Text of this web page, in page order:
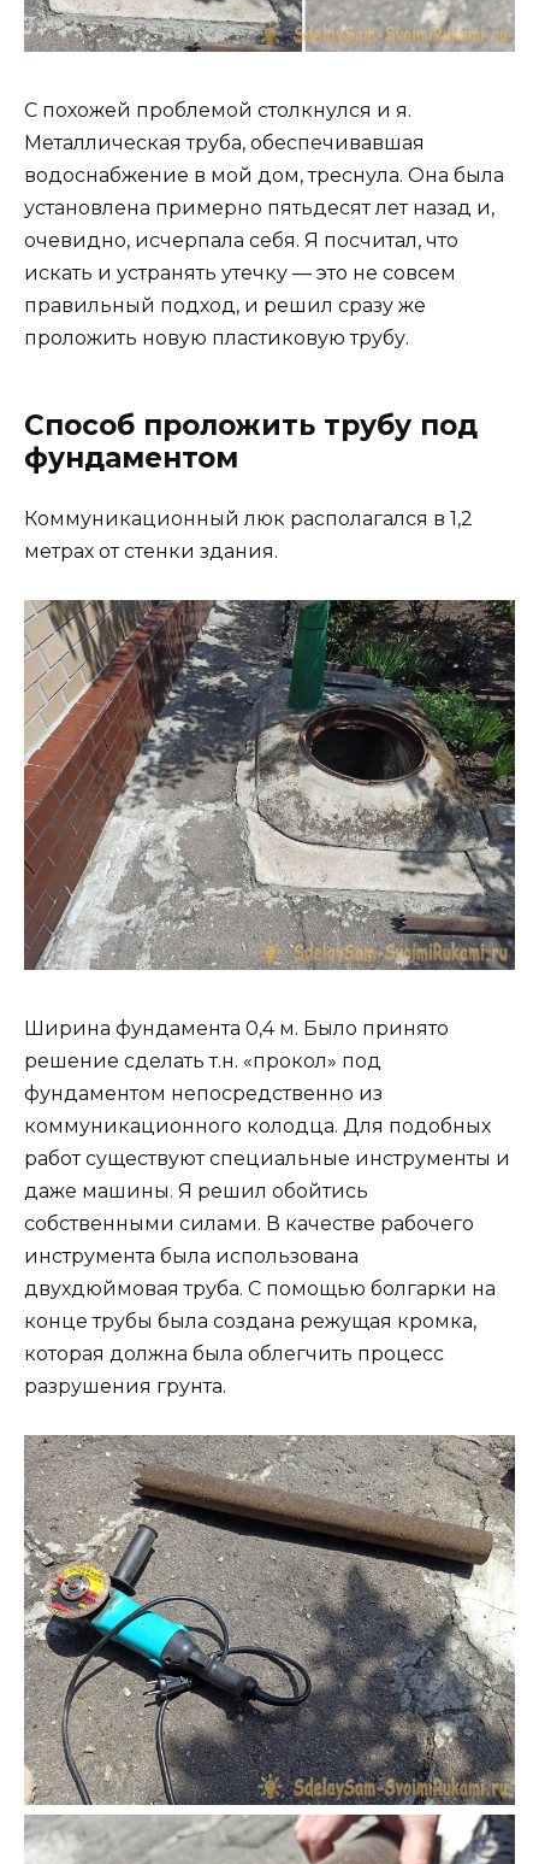
С похожей проблемой столкнулся и я.
Металлическая труба, обеспечивавшая
водоснабжение в мой дом, треснула. Она была
установлена примерно пятьдесят лет назад и,
очевидно, исчерпала себя. Я посчитал, что
искать и устранять утечку — это не совсем
правильный подход, и решил сразу же
проложить новую пластиковую трубу.
Способ проложить трубу под
фундаментом
Коммуникационный люк располагался в 1,2
метрах от стенки здания.
Ширина фундамента 0,4 м. Было принято
решение сделать т.н. «прокол» под
фундаментом непосредственно из
коммуникационного колодца. Для подобных
работ существуют специальные инструменты и
даже машины. Я решил обойтись
собственными силами. В качестве рабочего
инструмента была использована
двухдюймовая труба. С помощью болгарки на
конце трубы была создана режущая кромка,
которая должна была облегчить процесс
разрушения грунта.